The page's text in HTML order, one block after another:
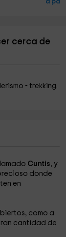
a
cerca de
- trekking.
Cuntis, y
donde
en
como a
cantidad de